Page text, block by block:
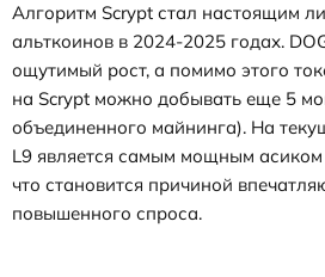
Алгоритм Scrypt стал настоящим
альткоинов в 2024-2025 годах.
ощутимый рост, а помимо этого
на Scrypt можно добывать еще 5
объединенного майнинга). На
L9 является самым мощным
что становится причиной
повышенного спроса.